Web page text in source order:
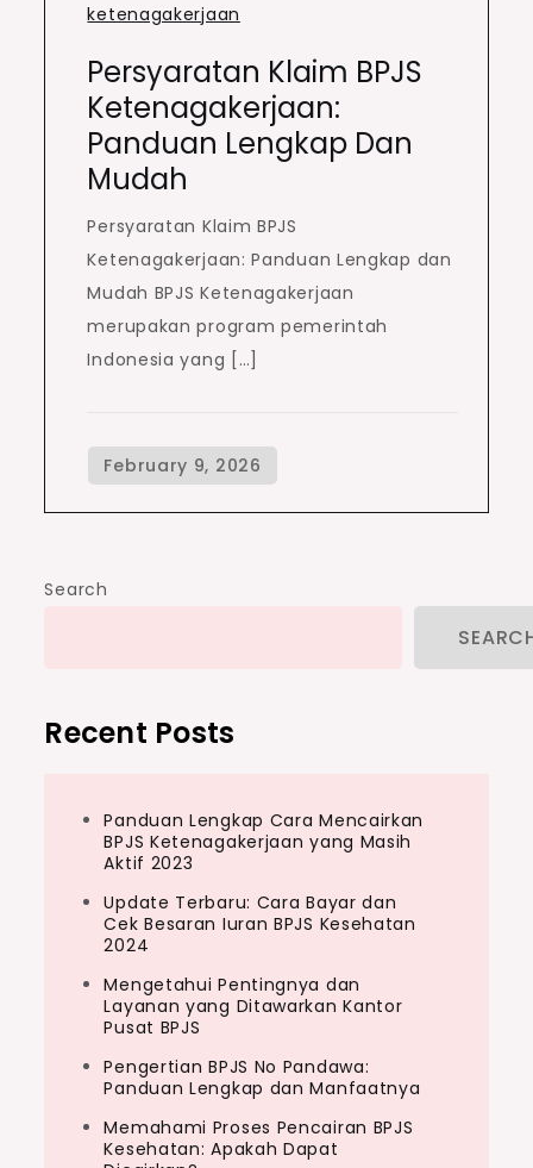
ketenagakerjaan
Persyaratan Klaim BPJS
Ketenagakerjaan:
Panduan Lengkap Dan
Mudah
Persyaratan Klaim BPJS
Ketenagakerjaan: Panduan Lengkap dan
Mudah BPJS Ketenagakerjaan
merupakan program pemerintah
Indonesia yang […]
Search
Recent Posts
Panduan Lengkap Cara Mencairkan
BPJS Ketenagakerjaan yang Masih
Aktif 2023
Update Terbaru: Cara Bayar dan
Cek Besaran Iuran BPJS Kesehatan
2024
Mengetahui Pentingnya dan
Layanan yang Ditawarkan Kantor
Pusat BPJS
Pengertian BPJS No Pandawa:
Panduan Lengkap dan Manfaatnya
Memahami Proses Pencairan BPJS
Kesehatan: Apakah Dapat